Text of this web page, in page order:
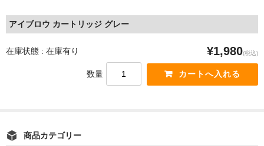
アイブロウ カートリッジ グレー
在庫状態 : 在庫有り ¥1,980(税込)
数量
商品カテゴリー